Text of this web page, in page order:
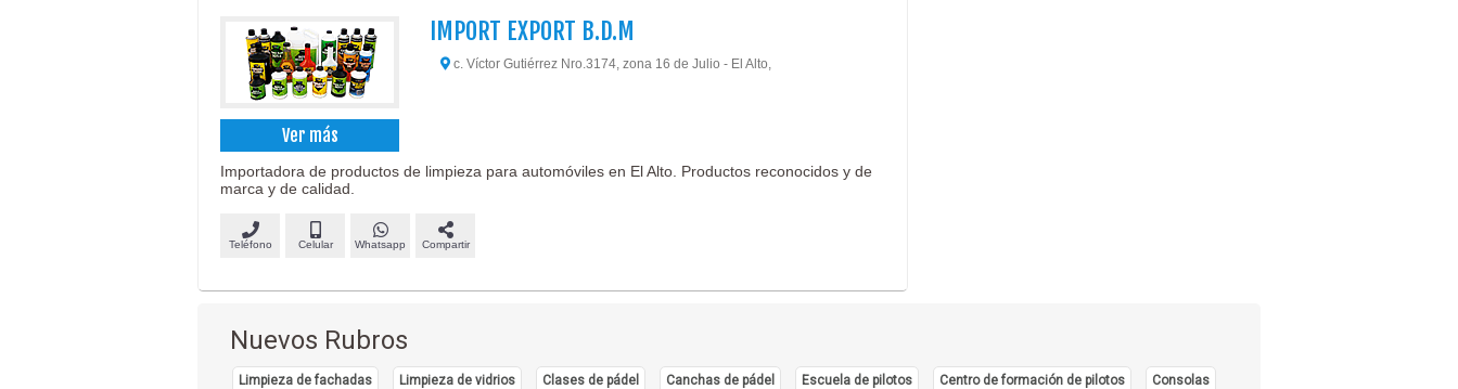
Ver más
IMPORT EXPORT B.D.M
c. Víctor Gutiérrez Nro.3174, zona 16 de Julio - El Alto,
Importadora de productos de limpieza para automóviles en El Alto. Productos reconocidos y de
marca y de calidad.
Teléfono Celular Whatsapp Compartir
Nuevos Rubros
Limpieza de fachadas Limpieza de vidrios Clases de pádel Canchas de pádel Escuela de pilotos Centro de formación de pilotos Consolas